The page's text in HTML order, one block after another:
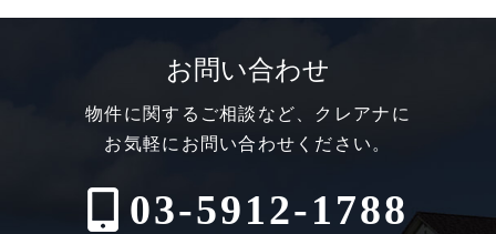
お問い合わせ
物件に関するご相談など、クレアナに
お気軽にお問い合わせください。
03-5912-1788